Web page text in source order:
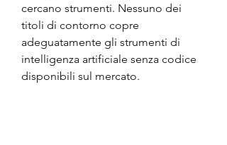
cercano strumenti. Nessuno dei
titoli di contorno copre
adeguatamente gli strumenti di
intelligenza artificiale senza codice
disponibili sul mercato.